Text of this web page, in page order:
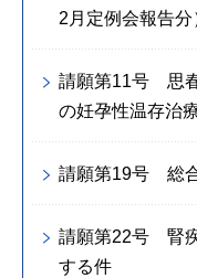
2月定例会報告分
請願第11号 思
の妊孕性温存治
請願第19号 総
請願第22号 腎
する件